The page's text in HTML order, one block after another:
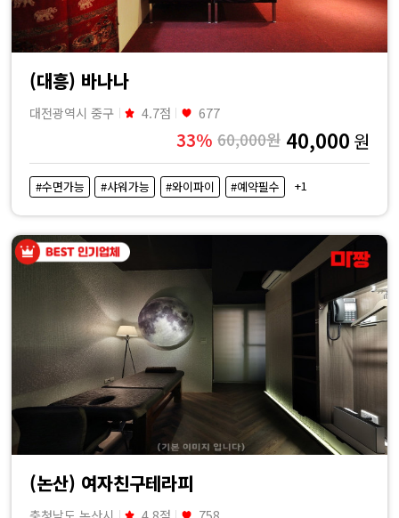
(대흥) 바나나
대전광역시 중구 4.7점 677
33% 60,000원 40,000 원
#수면가능 #샤워가능 #와이파이 #예약필수 +1
(논산) 여자친구테라피